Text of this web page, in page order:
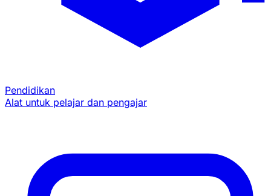
Pendidikan
Alat untuk pelajar dan pengajar